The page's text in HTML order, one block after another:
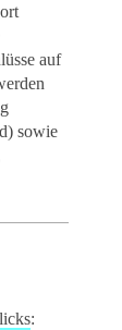
auf
sowie
: